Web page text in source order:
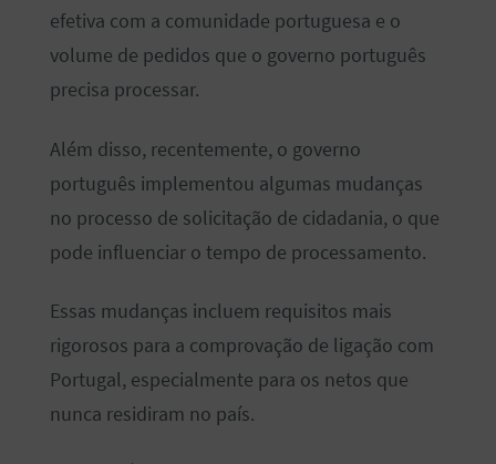
efetiva com a comunidade portuguesa e o
volume de pedidos que o governo português
precisa processar.
Além disso, recentemente, o governo
português implementou algumas mudanças
no processo de solicitação de cidadania, o que
pode influenciar o tempo de processamento.
Essas mudanças incluem requisitos mais
rigorosos para a comprovação de ligação com
Portugal, especialmente para os netos que
nunca residiram no país.